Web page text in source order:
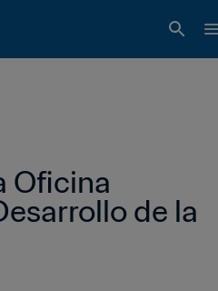
Oficina
de la